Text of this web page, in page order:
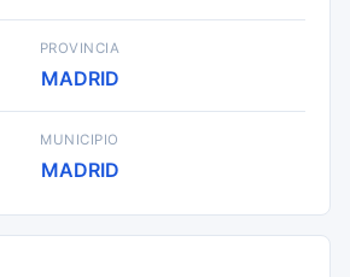
PROVINCIA
MADRID
MUNICIPIO
MADRID